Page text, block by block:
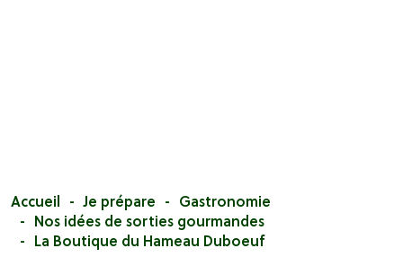
Accueil Je prépare
Gastronomie
Nos idées de sorties gourmandes
La Boutique du Hameau Duboeuf